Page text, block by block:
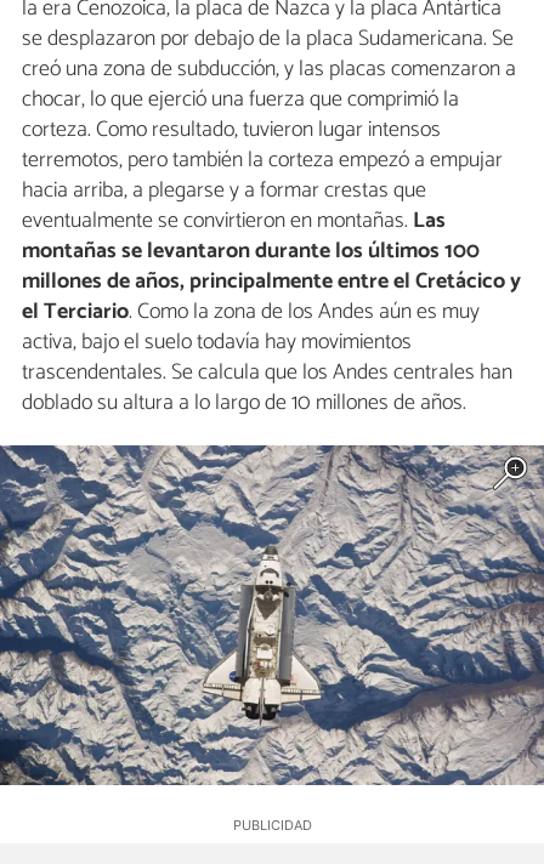
la era Cenozoica, la placa de Nazca y la placa Antártica
se desplazaron por debajo de la placa Sudamericana. Se
creó una zona de subducción, y las placas comenzaron a
chocar, lo que ejerció una fuerza que comprimió la
corteza. Como resultado, tuvieron lugar intensos
terremotos, pero también la corteza empezó a empujar
hacia arriba, a plegarse y a formar crestas que
eventualmente se convirtieron en montañas. Las
montañas se levantaron durante los últimos 100
millones de años, principalmente entre el Cretácico y
el Terciario. Como la zona de los Andes aún es muy
activa, bajo el suelo todavía hay movimientos
trascendentales. Se calcula que los Andes centrales han
doblado su altura a lo largo de 10 millones de años.